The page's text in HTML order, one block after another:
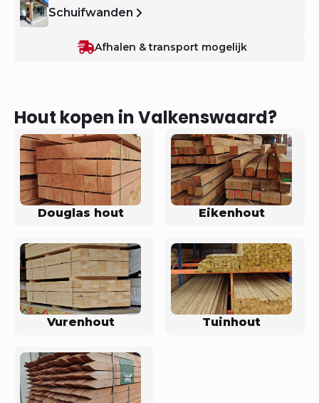
Schuifwanden
Afhalen & transport mogelijk
Hout kopen in Valkenswaard?
Douglas hout Eikenhout
Vurenhout Tuinhout